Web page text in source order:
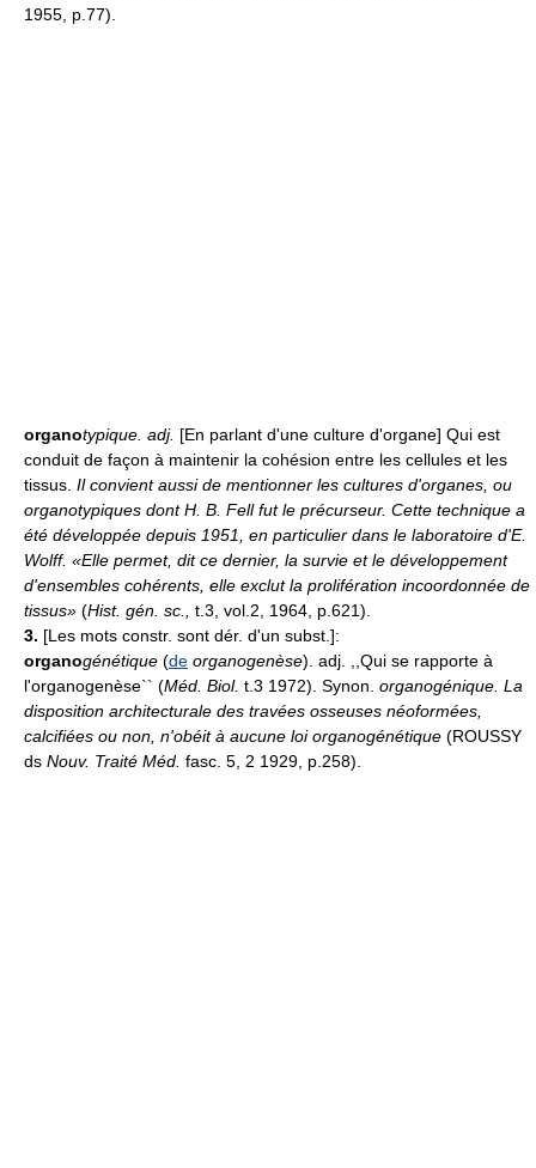
1955, p.77).
organotypique. adj. [En parlant d'une culture d'organe] Qui est
conduit de façon à maintenir la cohésion entre les cellules et les
tissus. Il convient aussi de mentionner les cultures d'organes, ou
organotypiques dont H. B. Fell fut le précurseur. Cette technique a
été développée depuis 1951, en particulier dans le laboratoire d'E.
Wolff. «Elle permet, dit ce dernier, la survie et le développement
d'ensembles cohérents, elle exclut la prolifération incoordonnée de
tissus» (Hist. gén. sc., t.3, vol.2, 1964, p.621).
3. [Les mots constr. sont dér. d'un subst.]:
organogénétique (de organogenèse). adj. ,,Qui se rapporte à
l'organogenèse`` (Méd. Biol. t.3 1972). Synon. organogénique. La
disposition architecturale des travées osseuses néoformées,
calcifiées ou non, n'obéit à aucune loi organogénétique (ROUSSY
ds Nouv. Traité Méd. fasc. 5, 2 1929, p.258).